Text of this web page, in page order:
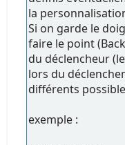
la
Si on garde le
faire le point
du déclencheur
lors du
différents
exemple :